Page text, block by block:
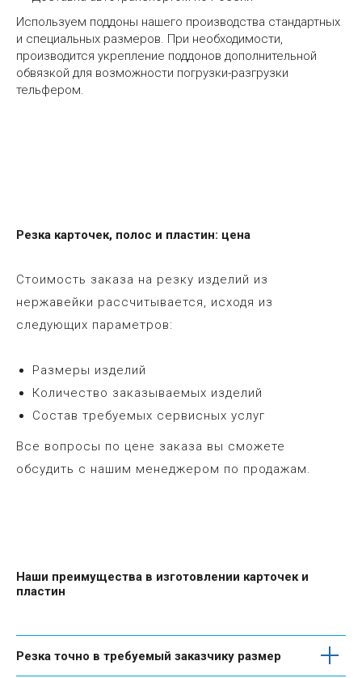
Используем поддоны нашего производства стандартных
и специальных размеров. При необходимости,
производится укрепление поддонов дополнительной
обвязкой для возможности погрузки-разгрузки
тельфером.
Резка карточек, полос и пластин: цена
Стоимость заказа на резку изделий из
нержавейки рассчитывается, исходя из
следующих параметров:
Размеры изделий
Количество заказываемых изделий
Состав требуемых сервисных услуг
Все вопросы по цене заказа вы сможете
обсудить с нашим менеджером по продажам.
Наши преимущества в изготовлении карточек и
пластин
Резка точно в требуемый заказчику размер